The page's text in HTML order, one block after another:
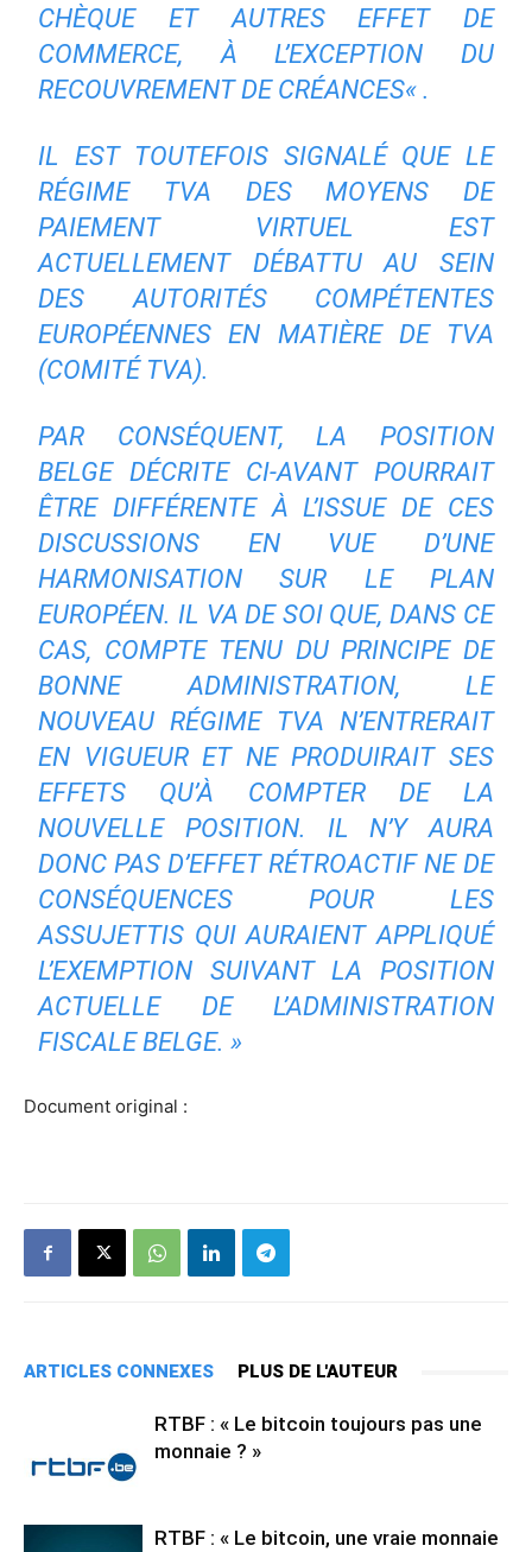
CHÈQUE ET AUTRES EFFET DE
COMMERCE, À L’EXCEPTION DU
RECOUVREMENT DE CRÉANCES« .
IL EST TOUTEFOIS SIGNALÉ QUE LE
RÉGIME TVA DES MOYENS DE
PAIEMENT VIRTUEL EST
ACTUELLEMENT DÉBATTUAU SEIN
DES AUTORITÉS COMPÉTENTES
EUROPÉENNES EN MATIÈRE DE TVA
(COMITÉ TVA).
PAR CONSÉQUENT, LA POSITION
BELGE DÉCRITE CI-AVANT POURRAIT
ÊTRE DIFFÉRENTE À L’ISSUE DE CES
DISCUSSIONS EN VUE D’UNE
HARMONISATION SUR LE PLAN
EUROPÉEN. IL VA DE SOI QUE, DANS CE
CAS, COMPTE TENU DU PRINCIPE DE
BONNE ADMINISTRATION, LE
NOUVEAU RÉGIME TVA N’ENTRERAIT
EN VIGUEUR ET NE PRODUIRAIT SES
EFFETS QU’À COMPTER DE LA
NOUVELLE POSITION. IL N’Y AURA
DONC PAS D’EFFET RÉTROACTIF NE DE
CONSÉQUENCES POUR LES
ASSUJETTIS QUI AURAIENT APPLIQUÉ
L’EXEMPTION SUIVANT LA POSITION
ACTUELLE DE L’ADMINISTRATION
FISCALE BELGE. »
Document original :
ARTICLES CONNEXES PLUS DE L'AUTEUR
RTBF : « Le bitcoin toujours pas une
monnaie ? »
RTBF : « Le bitcoin, une vraie monnaie